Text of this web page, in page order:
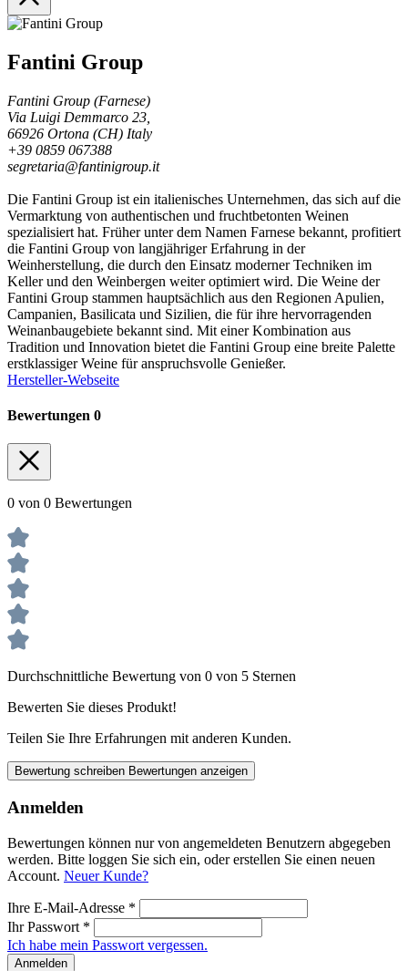
Fantini Group
Fantini Group (Farnese)
Via Luigi Demmarco 23,
66926 Ortona (CH) Italy
+39 0859 067388
segretaria@fantinigroup.it
Die Fantini Group ist ein italienisches Unternehmen, das sich auf die
Vermarktung von authentischen und fruchtbetonten Weinen
spezialisiert hat. Früher unter dem Namen Farnese bekannt, profitiert
die Fantini Group von langjähriger Erfahrung in der
Weinherstellung, die durch den Einsatz moderner Techniken im
Keller und den Weinbergen weiter optimiert wird. Die Weine der
Fantini Group stammen hauptsächlich aus den Regionen Apulien,
Campanien, Basilicata und Sizilien, die für ihre hervorragenden
Weinanbaugebiete bekannt sind. Mit einer Kombination aus
Tradition und Innovation bietet die Fantini Group eine breite Palette
erstklassiger Weine für anspruchsvolle Genießer.
Hersteller-Webseite
Bewertungen 0
0 von 0 Bewertungen
Durchschnittliche Bewertung von 0 von 5 Sternen
Bewerten Sie dieses Produkt!
Teilen Sie Ihre Erfahrungen mit anderen Kunden.
Bewertung schreiben Bewertungen anzeigen
Anmelden
Bewertungen können nur von angemeldeten Benutzern abgegeben
werden. Bitte loggen Sie sich ein, oder erstellen Sie einen neuen
Account. Neuer Kunde?
Ihre E-Mail-Adresse *
Ihr Passwort *
Ich habe mein Passwort vergessen.
Anmelden